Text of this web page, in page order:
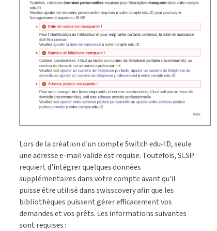
Lors de la création d'un compte Switch edu-ID, seule
une adresse e-mail valide est requise. Toutefois, SLSP
requiert d'intégrer quelques données
supplémentaires dans votre compte avant qu'il
puisse être utilisé dans swisscovery afin que les
bibliothèques puissent gérer efficacement vos
demandes et vos prêts. Les informations suivantes
sont requises :